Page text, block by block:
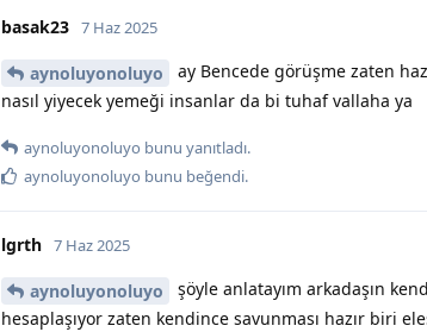
basak23 7 Haz 2025
aynoluyonoluyo
ay Bencede görüşme zaten
nasıl yiyecek yemeği insanlar da bi tuhaf vallaha ya
aynoluyonoluyo bunu yanıtladı.
aynoluyonoluyo bunu beğendi.
lgrth 7 Haz 2025
aynoluyonoluyo
şöyle anlatayım arkadaşın
hesaplaşıyor zaten kendince savunması hazır biri